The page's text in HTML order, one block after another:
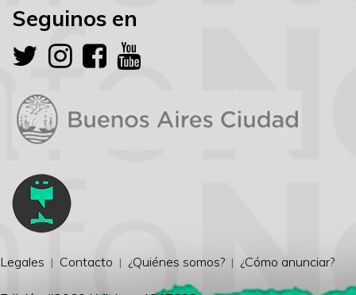
Seguinos en
Legales Contacto ¿Quiénes somos? ¿Cómo anunciar?